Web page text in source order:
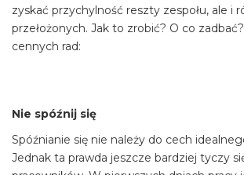
zyskać przychylność reszty zespołu, ale i
przełożonych. Jak to zrobić? O co
cennych rad:
Nie spóźnij się
Spóźnianie się nie należy do cech
Jednak ta prawda jeszcze bardziej tyczy